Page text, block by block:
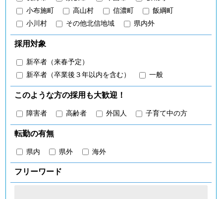
小布施町
高山村 信濃町
飯綱町
小川村
その他北信地域 県内外
採用対象
新卒者（来春予定）
新卒者（卒業後３年以内を含む）
一般
このような方の採用も大歓迎！
障害者 高齢者 外国人 子育て中の方
転勤の有無
県内 県外 海外
フリーワード